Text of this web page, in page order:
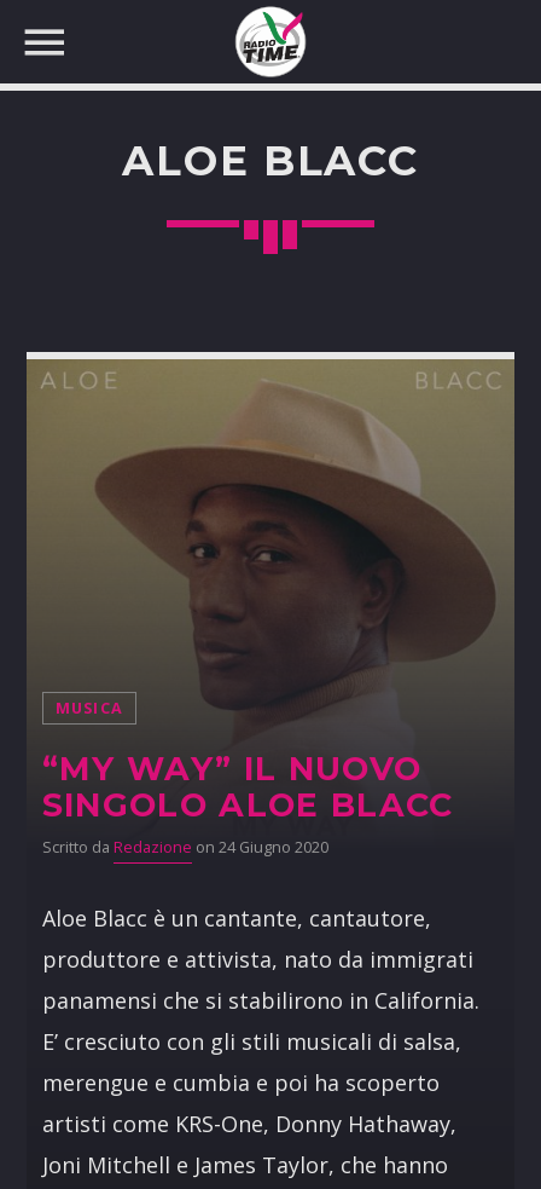
ALOE BLACC
MUSICA
“MY WAY” IL NUOVO
SINGOLO ALOE BLACC
Scritto da Redazione on 24 Giugno 2020
Aloe Blacc è un cantante, cantautore,
produttore e attivista, nato da immigrati
panamensi che si stabilirono in California.
E’ cresciuto con gli stili musicali di salsa,
merengue e cumbia e poi ha scoperto
artisti come KRS-One, Donny Hathaway,
Joni Mitchell e James Taylor, che hanno